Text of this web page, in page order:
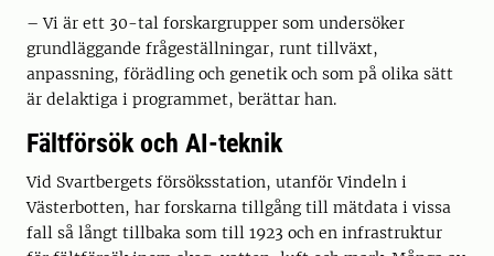
– Vi är ett 30-tal forskargrupper som undersöker
grundläggande frågeställningar, runt tillväxt,
anpassning, förädling och genetik och som på olika sätt
är delaktiga i programmet, berättar han.
Fältförsök och AI-teknik
Vid Svartbergets försöksstation, utanför Vindeln i
Västerbotten, har forskarna tillgång till mätdata i vissa
fall så långt tillbaka som till 1923 och en infrastruktur